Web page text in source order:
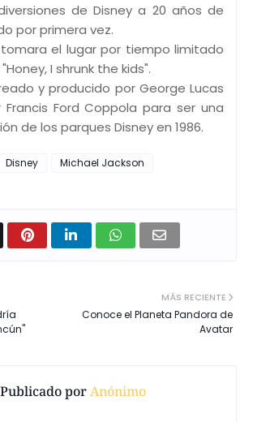
de Disney a 20 años de
por primera vez.
tomara el lugar por tiempo limitado
I shrunk the kids".
y producido por George Lucas
Ford Coppola para ser una
de los parques Disney en 1986.
Disney
Michael Jackson
MÁS RECIENTE
Conoce el Planeta Pandora de
Avatar
Publicado porAnónimo